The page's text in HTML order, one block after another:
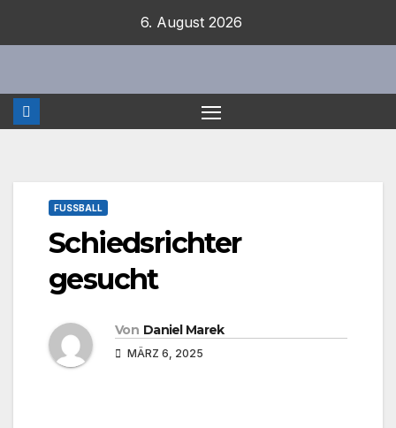
6. August 2026
FUSSBALL
Schiedsrichter
gesucht
Von Daniel Marek
MÄRZ 6, 2025